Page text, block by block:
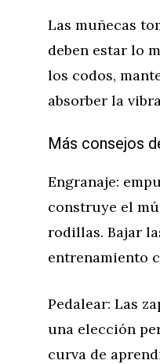
Las muñecas
deben estar lo
los codos,
absorber la
Más consejos
Engranaje:
construye el
rodillas. Bajar
entrenamiento
Pedalear: Las
una elección
curva de